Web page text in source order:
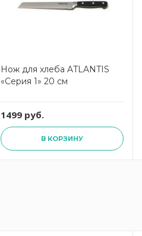
Нож для хлеба ATLANTIS
«Серия 1» 20 см
1499 руб.
В КОРЗИНУ